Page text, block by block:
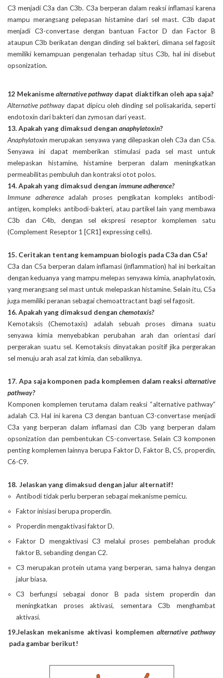
C3 menjadi C3a dan C3b. C3a berperan dalam reaksi inflamasi karena
mampu merangsang pelepasan histamine dari sel mast. C3b dapat
menjadi C3-convertase dengan bantuan Factor D dan Factor B
ataupun C3b berikatan dengan dinding sel bakteri, dimana sel fagosit
memiliki kemampuan pengenalan terhadap situs C3b, hal ini disebut
opsonization.
12 Mekanismealternative pathway dapat diaktifkan oleh apa saja?
Alternative pathwaydapat dipicu oleh dinding sel polisakarida, seperti
endotoxin dari bakteri dan zymosan dari yeast.
13.Apakah yang dimaksud dengan anaphylatoxin?
Anaphylatoxin merupakan senyawa yang dilepaskan oleh C3a dan C5a.
Senyawa ini dapat memberikan stimulasi pada sel mast untuk
melepaskan histamine, histamine berperan dalam meningkatkan
permeabilitas pembuluh dan kontraksi otot polos.
14.Apakah yang dimaksud dengan immune adherence?
Immune adherenceadalah proses pengikatan kompleks antibodi-
antigen, kompleks antibodi-bakteri, atau partikel lain yang membawa
C3b dan C4b, dengan sel ekspresi reseptor komplemen satu
(Complement Reseptor 1 [CR1] expressing cells).
15. Ceritakan tentang kemampuan biologis pada C3a dan C5a!
C3a dan C5a berperan dalam inflamasi (inflammation) hal ini berkaitan
dengan keduanya yang mampu melepas senyawa kimia, anaphylatoxin,
yang merangsang sel mast untuk melepaskan histamine. Selain itu, C5a
juga memiliki peranan sebagai chemoattractant bagi sel fagosit.
16.Apakah yang dimaksud dengan chemotaxis?
Kemotaksis (Chemotaxis) adalah sebuah proses dimana suatu
senyawa kimia menyebabkan perubahan arah dan orientasi dari
pergerakan suatu sel. Kemotaksis dinyatakan positif jika pergerakan
sel menuju arah asal zat kimia, dan sebaliknya.
17. Apa saja komponen pada komplemen dalam reaksi alternative
pathway?
Komponen komplemen terutama dalam reaksi “alternative pathway”
adalah C3. Hal ini karena C3 dengan bantuan C3-convertase menjadi
C3a yang berperan dalam inflamasi dan C3b yang berperan dalam
opsonization dan pembentukan C5-convertase. Selain C3 komponen
penting komplemen lainnya berupa Faktor D, Faktor B, C5, properdin,
C6-C9.
18. Jelaskan yang dimaksud dengan jalur alternatif!
Antibodi tidak perlu berperan sebagai mekanisme pemicu.
Faktor inisiasi berupa properdin.
Properdin mengaktivasi faktor D.
Faktor D mengaktivasi C3 melalui proses pembelahan produk
faktor B, sebanding dengan C2.
C3 merupakan protein utama yang berperan, sama halnya dengan
jalur biasa.
C3 berfungsi sebagai donor B pada sistem properdin dan
meningkatkan proses aktivasi, sementara C3b menghambat
aktivasi.
19.Jelaskan mekanisme aktivasi komplemen alternative pathway
pada gambar berikut!